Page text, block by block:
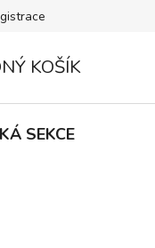
VŠEOBECNÉ
KOŠÍK
SEKCE